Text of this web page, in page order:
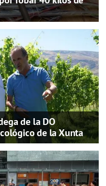
de la DO
de la Xunta